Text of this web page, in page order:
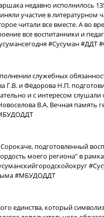
недавно исполнилось
участие в
читали все вместе. А во
все воспитанники и
#Сусуман
служебных
Г.В. и Фёдорова Н.П.
и с интересом
В.А. Вечная память
подготовленный
моего региона" в
#МБУДОДДТ
единства, который